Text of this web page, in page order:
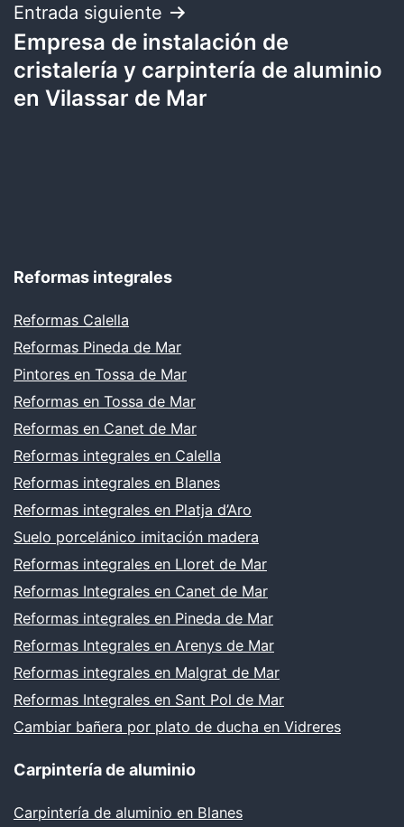
Entrada siguiente
Empresa de instalación de
cristalería y carpintería de aluminio
en Vilassar de Mar
Reformas integrales
Reformas Calella
Reformas Pineda de Mar
Pintores en Tossa de Mar
Reformas en Tossa de Mar
Reformas en Canet de Mar
Reformas integrales en Calella
Reformas integrales en Blanes
Reformas integrales en Platja d’Aro
Suelo porcelánico imitación madera
Reformas integrales en Lloret de Mar
Reformas Integrales en Canet de Mar
Reformas integrales en Pineda de Mar
Reformas Integrales en Arenys de Mar
Reformas integrales en Malgrat de Mar
Reformas Integrales en Sant Pol de Mar
Cambiar bañera por plato de ducha en Vidreres
Carpintería de aluminio
Carpintería de aluminio en Blanes